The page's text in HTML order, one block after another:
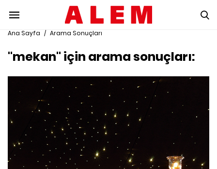
Ana Sayfa / Arama Sonuçları
"mekan" için arama sonuçları: